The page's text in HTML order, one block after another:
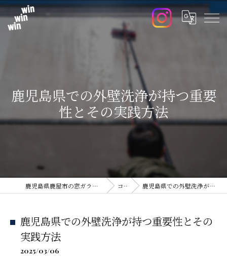
鹿児島県での外壁洗浄が持つ重要
性とその実践方法
鹿児島県鹿屋市の窓ガラスフィルムならwin win win コラム 鹿児島県での外壁洗浄が持つ重要性とその実践方法
鹿児島県での外壁洗浄が持つ重要性とその
実践方法
2025/03/06